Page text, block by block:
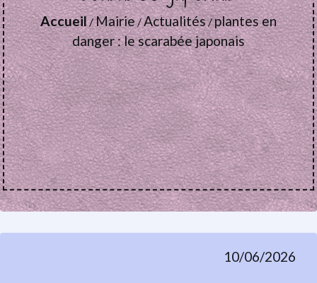
Accueil/Mairie/Actualités/plantes en
danger : le scarabée japonais
10/06/2026